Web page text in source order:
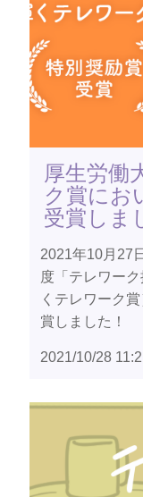
厚生労働
ク賞にお
受賞しま
2021年10月27
度「テレワー
くテレワーク
賞しました！
2021/10/28